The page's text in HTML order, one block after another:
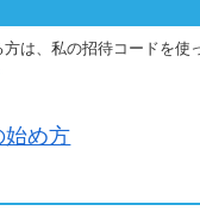
は、私の招待コードを使
始め方